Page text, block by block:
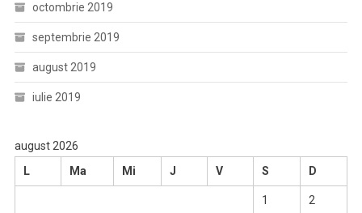
octombrie 2019
septembrie 2019
august 2019
iulie 2019
august 2026
L
Ma Mi J V S D
1 2